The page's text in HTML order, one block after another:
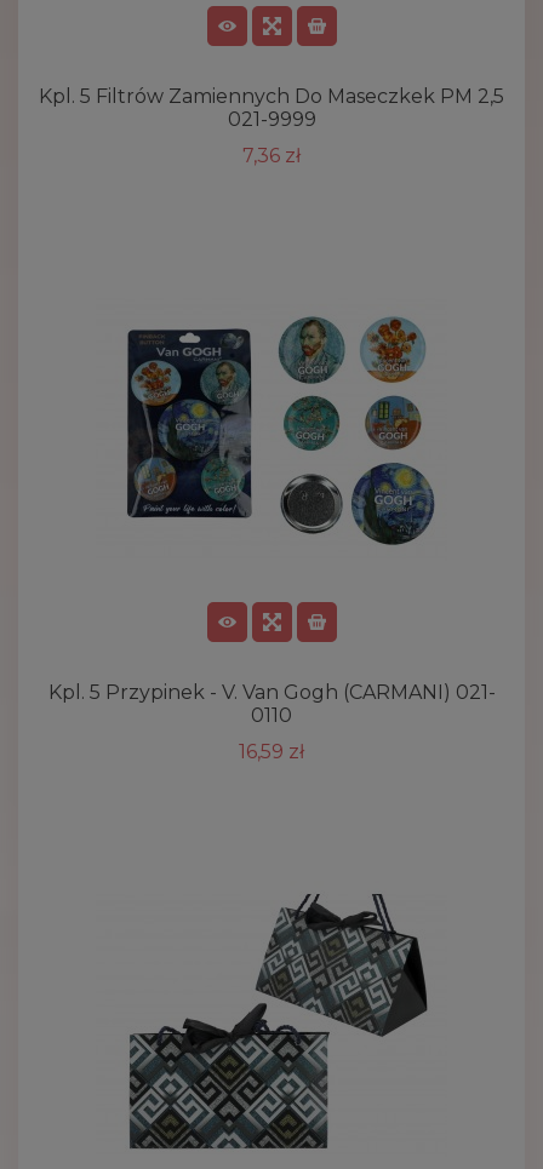
Kpl. 5 Filtrów Zamiennych Do Maseczkek PM 2,5
021-9999
7,36 zł
Kpl. 5 Przypinek - V. Van Gogh (CARMANI) 021-
0110
16,59 zł